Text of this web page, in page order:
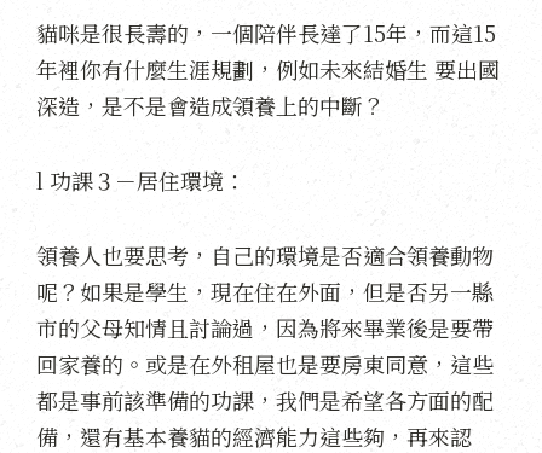
貓咪是很長壽的，一個陪伴長達了15年，而這15
年裡你有什麼生涯規劃，例如未來結婚生 要出國
深造，是不是會造成領養上的中斷？
l 功課３－居住環境：
領養人也要思考，自己的環境是否適合領養動物
呢？如果是學生，現在住在外面，但是否另一縣
市的父母知情且討論過，因為將來畢業後是要帶
回家養的。或是在外租屋也是要房東同意，這些
都是事前該準備的功課，我們是希望各方面的配
備，還有基本養貓的經濟能力這些夠，再來認